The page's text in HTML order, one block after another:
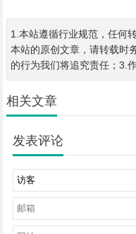
1.本站遵循行业规范，任何
本站的原创文章，请转载时
的行为我们将追究责任；3.
相关文章
发表评论